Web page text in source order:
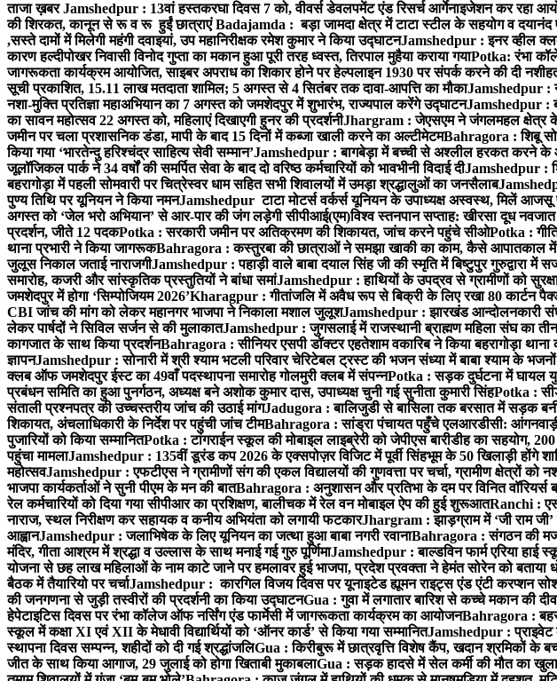
ताजा ख़बरJamshedpur : 13वां हस्तकरघा दिवस 7 को, वीवर्स डेवलपमेंट एंड रिसर्च आर्गेनाइजेशन कर रहा
की शिरकत, कानून से रू व रू हुईं छात्राएंBadajamda : बड़ा जामदा क्षेत्र में टाटा स्टील के सहयोग व
,सस्ते दामों में मिलेगी महंगी दवाइयां, उप महानिरीक्षक रमेश कुमार ने किया उद्घाटनJamshedpur : इनर व्हील
कारण हल्दीपोखर निवासी विनोद गुप्ता का मकान हुआ पूरी तरह ध्वस्त, तिरपाल मुहैया कराया गयाPotka: रंभा
जागरूकता कार्यक्रम आयोजित, साइबर अपराध का शिकार होने पर हेल्पलाइन 1930 पर संपर्क करने की दी
सूची प्रकाशित, 15.11 लाख मतदाता शामिल; 5 अगस्त से 4 सितंबर तक दावा-आपत्ति का मौकाJamshedpur :
नशा-मुक्ति प्रतिज्ञा महाअभियान का 7 अगस्त को जमशेदपुर में शुभारंभ, राज्यपाल करेंगे उद्घाटनJamshedpur :
का सावन महोत्सव 22 अगस्त को, महिलाएं दिखाएगी हुनर की प्रदर्शनीJhargram : जेएसएम ने जंगलमहल क्षेत्र के
जमीन पर चला प्रशासनिक डंडा, मापी के बाद 15 दिनों में कब्जा खाली करने का अल्टीमेटमBahragora : शिबू
किया गया ‘भारतेन्दु हरिश्चंद्र साहित्य सेवी सम्मान’Jamshedpur : बागबेड़ा में बच्ची से अश्लील हरकत करने के
जूलॉजिकल पार्क ने 34 वर्षों की समर्पित सेवा के बाद दो वरिष्ठ कर्मचारियों को भावभीनी विदाई दीJamshedpur :
बहरागोड़ा में पहली सोमवारी पर चित्रेस्वर धाम सहित सभी शिवालयों में उमड़ा श्रद्धालुओं का जनसैलाब
पुण्य तिथि पर यूनियन ने किया नमनJamshedpur टाटा मोटर्स वर्कर्स यूनियन के उपाध्यक्ष अस्वस्थ, मिलें आजसू
अगस्त को ‘जेल भरो अभियान’ से आर-पार की जंग लड़ेगी सीपीआई(एम)विश्व स्तनपान सप्ताह: खीरसा दूध
प्रदर्शन, जीते 12 पदकPotka : सरकारी जमीन पर अतिक्रमण की शिकायत, जांच करने पहुंचे सीओPotka :
थाना प्रभारी ने किया जागरूकBahragora : कस्तुरबा की छात्राओं ने समझा खाकी का काम, कैसे आपातकाल में
जुलूस निकाल जताई नाराजगीJamshedpur : पहाड़ी वाले बाबा दयाल सिंह जी की स्मृति में बिष्टुपुर गुरुद्वारा में
समारोह, कजरी और सांस्कृतिक प्रस्तुतियों ने बांधा समांJamshedpur : हाथियों के उपद्रव से ग्रामीणों को
जमशेदपुर में होगा ‘सिम्पोजियम 2026’Kharagpur : गीतांजलि में अवैध रूप से बिक्री के लिए रखा 80 कार्टन
CBI जांच की मांग को लेकर महानगर भाजपा ने निकाला मशाल जुलूशJamshedpur : झारखंड आन्दोलनकारी
लेकर पार्षदों ने सिविल सर्जन से की मुलाकातJamshedpur : जुगसलाई में राजस्थानी ब्राह्मण महिला संघ का
कागजात के साथ किया प्रदर्शनBahragora : सीनियर एसपी डॉक्टर एहतेशाम वकारिब ने किया बहरागोड़ा
ज्ञापनJamshedpur : सोनारी में श्री श्याम भटली परिवार चेरिटेबल ट्रस्ट की भजन संध्या में बाबा श्याम के
क्लब ऑफ जमशेदपुर ईस्ट का 49वाँ पदस्थापना समारोह गोलमुरी क्लब में संपन्नPotka : सड़क दुर्घटना में घायल
प्रबंधन समिति का हुआ पुनर्गठन, अध्यक्ष बने अशोक कुमार दास, उपाध्यक्ष चुनी गई सुनीता कुमारी सिंहPotka :
संताली प्रश्नपत्र की उच्चस्तरीय जांच की उठाई मांगJadugora : बालिजुडी से बासिला तक बरसात में सड़क
शिकायत, अंचलाधिकारी के निर्देश पर पहुंची जांच टीमBahragora : सांड्रा पंचायत पहुँचे एलआरडीसी:
पुजारियों को किया सम्मानितPotka : टांगराईन स्कूल की मोबाइल लाइब्रेरी को जेपीएस बारीडीह का सहयोग,
पहुंचा मामलाJamshedpur : 135वीं डूरंड कप 2026 के एक्सपोज़र विजिट में पूर्वी सिंहभूम के 50 खिलाड़ी होंगे
महोत्सवJamshedpur : एफटीएस ने ग्रामीणों संग की एकल विद्यालयों की गुणवत्ता पर चर्चा, ग्रामीण क्षेत्रों
भाजपा कार्यकर्ताओं ने सुनी पीएम के मन की बातBahragora : अनुशासन और प्रतिभा के दम पर विनित वॉरियर्स
रेल कर्मचारियों को दिया गया सीपीआर का प्रशिक्षण, बालीचक में रेल वन मोबाइल ऐप की हुई शुरूआतRanchi :
नाराज, स्थल निरीक्षण कर सहायक व कनीय अभियंता को लगायी फटकारJhargram : झाड़ग्राम में ‘जी राम
आह्वानJamshedpur : जलाभिषेक के लिए यूनियन का जत्था हुआ बाबा नगरी रवानाBahragora : संगठन की
मंदिर, गीता आश्रम में श्रद्धा व उल्लास के साथ मनाई गई गुरु पूर्णिमाJamshedpur : बाल्डविन फार्म एरिया हाई
योजना से छह लाख महिलाओं के नाम काटे जाने पर हमलावर हुई भाजपा, प्रदेश प्रवक्ता ने हेमंत सोरेन को बताया
बैठक में तैयारियो पर चर्चाJamshedpur : कारगिल विजय दिवस पर यूनाइटेड ह्यूमन राइट्स एंड एंटी करप्शन
की जनगणना से जुड़ी तस्वीरों की प्रदर्शनी का किया उद्घाटनGua : गुवा में लगातार बारिश से कच्चे मकान की
हेपेटाइटिस दिवस पर रंभा कॉलेज ऑफ नर्सिंग एंड फार्मेसी में जागरूकता कार्यक्रम का आयोजनBahragora :
स्कूल में कक्षा XI एवं XII के मेधावी विद्यार्थियों को ‘ऑनर कार्ड’ से किया गया सम्मानितJamshedpur : प्राइवेट
स्थापना दिवस सम्पन्न, शहीदों को दी गई श्रद्धांजलिGua : किरीबुरू में छात्रवृत्ति विशेष कैंप, खदान श्रमिकों के
जीत के साथ किया आगाज, 29 जुलाई को होगा खिताबी मुकाबलाGua : सड़क हादसे में सेल कर्मी की मौत का